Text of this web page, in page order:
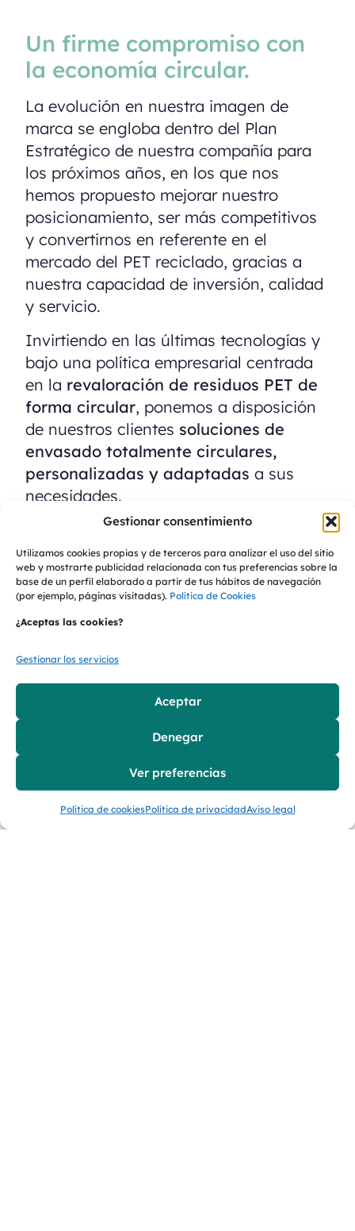
Gestionar consentimiento
Utilizamos cookies propias y de terceros para analizar el uso del sitio
web y mostrarte publicidad relacionada con tus preferencias sobre la
base de un perfil elaborado a partir de tus hábitos de navegación
(por ejemplo, páginas visitadas). Política de Cookies
¿Aceptas las cookies?
Gestionar los servicios
Aceptar
Denegar
Ver preferencias
Política de cookiesPolítica de privacidadAviso legal
Un firme compromiso con
la economía circular.
La evolución en nuestra imagen de
marca se engloba dentro del Plan
Estratégico de nuestra compañía para
los próximos años, en los que nos
hemos propuesto mejorar nuestro
posicionamiento, ser más competitivos
y convertirnos en referente en el
mercado del PET reciclado, gracias a
nuestra capacidad de inversión, calidad
y servicio.
Invirtiendo en las últimas tecnologías y
bajo una política empresarial centrada
en la revaloración de residuos PET de
forma circular, ponemos a disposición
de nuestros clientes soluciones de
envasado totalmente circulares,
personalizadas y adaptadas a sus
necesidades.
“Trabajamos por y para nuestros
clientes bajo un modelo de negocio
100% circular, con responsabilidad y
compromiso, por los que estamos y por
Ana Sastre, CEO de Formaspack.
Anterior Siguiente